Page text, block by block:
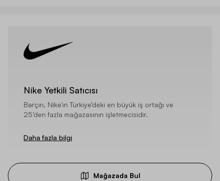
Nike Yetkili Satıcısı
Barçın, Nike’ın Türkiye’deki en büyük iş ortağı ve
25’den fazla mağazasının işletmecisidir.
Daha fazla bilgi
Mağazada Bul